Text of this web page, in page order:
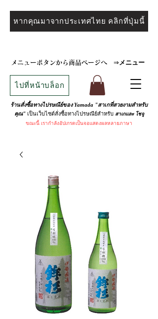
หากคุณมาจากประเทศไทย คลิกที่ปุ่มนี้
メニューボタンから商品ページへ ⇒ メニュー
ไปที่หน้าบล็อก
ร้านสั่งซื้อทางไปรษณีย์ของ Yamada "สาเกที่สวยงามสำหรับ
คุณ"เป็นเว็บไซต์สั่งซื้อทางไปรษณีย์สำหรับ สาเกและ โชจู
ขณะนี้ เรากำลังอัปเกรดเป็นจอแสดงผลหลายภาษา